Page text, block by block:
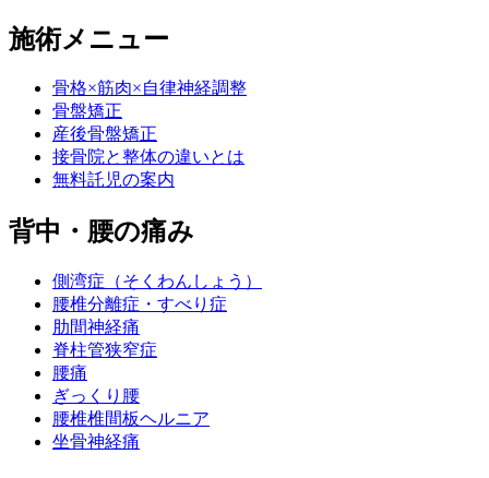
施術メニュー
骨格×筋肉×自律神経調整
骨盤矯正
産後骨盤矯正
接骨院と整体の違いとは
無料託児の案内
背中・腰の痛み
側湾症（そくわんしょう）
腰椎分離症・すべり症
肋間神経痛
脊柱管狭窄症
腰痛
ぎっくり腰
腰椎椎間板ヘルニア
坐骨神経痛